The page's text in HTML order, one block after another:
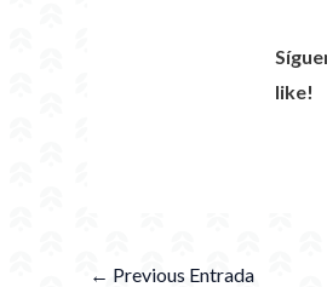
like!
← Previous Entrada